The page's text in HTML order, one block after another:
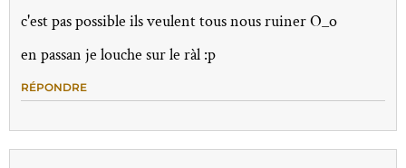
c'est pas possible ils veulent tous nous ruiner O_o
en passan je louche sur le ràl :p
RÉPONDRE